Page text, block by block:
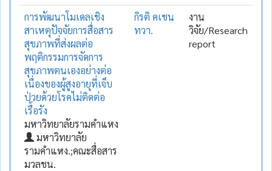
การพัฒนาโมเดลเชิง
สาเหตุปัจจัยการสื่อสาร
สุขภาพที่ส่งผลต่อ
พฤติกรรมการจัดการ
สุขภาพตนเองอย่างต่อ
เนื่องของผู้สูงอายุที่เจ็บ
ป่วยด้วยโรคไม่ติดต่อ
เรื้อรัง
มหาวิทยาลัยรามคำแหง
มหาวิทยาลัย
รามคำแหง.;คณะสื่อสาร
มวลชน.
กิรติ คเชน
ทวา.
งาน
วิจัย/Research
report